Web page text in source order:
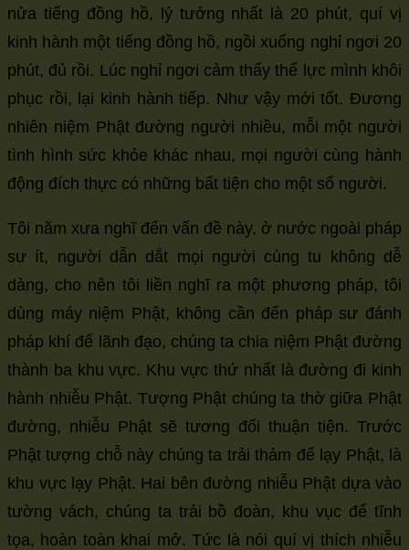
nửa tiếng đồng hồ, lý tưởng nhất là 20 phút, quí vị
kinh hành một tiếng đồng hồ, ngồi xuống nghỉ ngơi 20
phút, đủ rồi. Lúc nghỉ ngơi cảm thấy thể lực mình khôi
phục rồi, lại kinh hành tiếp. Như vậy mới tốt. Đương
nhiên niệm Phật đường người nhiều, mỗi một người
tình hình sức khỏe khác nhau, mọi người cùng hành
động đích thực có những bất tiện cho một số người.
Tôi năm xưa nghĩ đến vấn đề này, ở nước ngoài pháp
sư ít, người dẫn dắt mọi người cùng tu không dễ
dàng, cho nên tôi liền nghĩ ra một phương pháp, tôi
dùng máy niệm Phật, không cần đến pháp sư đánh
pháp khí để lãnh đạo, chúng ta chia niệm Phật đường
thành ba khu vực. Khu vực thứ nhất là đường đi kinh
hành nhiễu Phật. Tượng Phật chúng ta thờ giữa Phật
đường, nhiễu Phật sẽ tương đối thuận tiện. Trước
Phật tượng chỗ này chúng ta trải thảm để lạy Phật, là
khu vực lạy Phật. Hai bên đường nhiễu Phật dựa vào
tường vách, chúng ta trải bồ đoàn, khu vục để tĩnh
tọa, hoàn toàn khai mở. Tức là nói quí vị thích nhiễu